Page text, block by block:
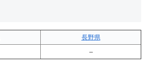
長野県
–